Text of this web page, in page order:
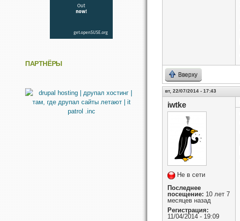
Вверху
вт, 22/07/2014 - 17:43
iwtke
Не в сети
Последнее
посещение: 10 лет 7
месяцев назад
Регистрация:
11/04/2014 - 19:09
ПАРТНЁРЫ